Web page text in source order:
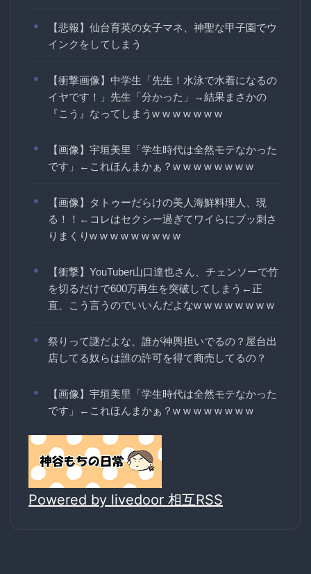
【悲報】仙台育英の女子マネ、神聖な甲子園でウ
インクをしてしまう
【衝撃画像】中学生「先生！水泳で水着になるの
イヤです！」先生「分かった」→結果まさかの
『こう』なってしまうw w w w w w w
【画像】宇垣美里「学生時代は全然モテなかった
です」←これほんまかぁ？w w w w w w w w
【画像】タトゥーだらけの美人海鮮料理人、現
る！！←コレはセクシー過ぎてワイらにブッ刺さ
りまくりw w w w w w w w w
【衝撃】YouTuber山口達也さん、チェンソーで竹
を切るだけで600万再生を突破してしまう←正
直、こう言うのでいいんだよなw w w w w w w w
祭りって謎だよな、誰が神輿担いでるの？屋台出
店してる奴らは誰の許可を得て商売してるの？
【画像】宇垣美里「学生時代は全然モテなかった
です」←これほんまかぁ？w w w w w w w w
Powered by livedoor 相互RSS